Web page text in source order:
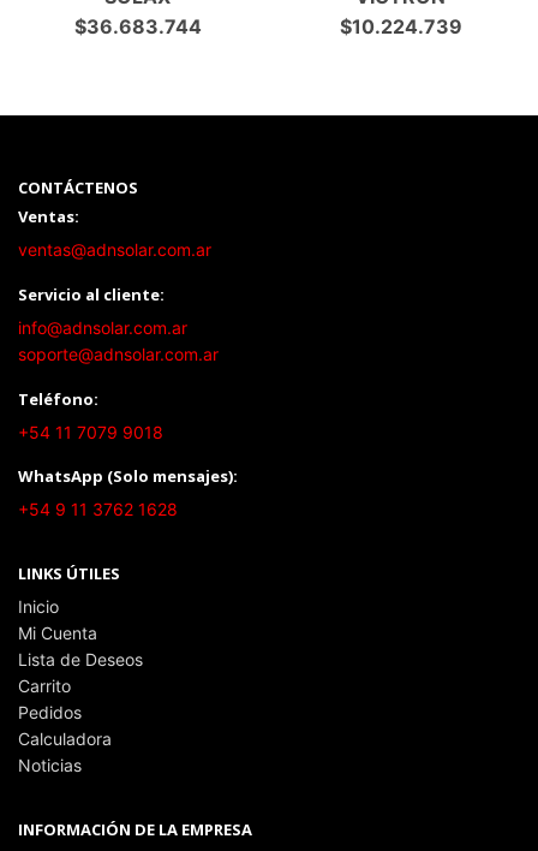
$36.683.744
$10.224.739
CONTÁCTENOS
Ventas:
ventas@adnsolar.com.ar
Servicio al cliente:
info@adnsolar.com.ar
soporte@adnsolar.com.ar
Teléfono:
+54 11 7079 9018
WhatsApp (Solo mensajes):
+54 9 11 3762 1628
LINKS ÚTILES
Inicio
Mi Cuenta
Lista de Deseos
Carrito
Pedidos
Calculadora
Noticias
INFORMACIÓN DE LA EMPRESA